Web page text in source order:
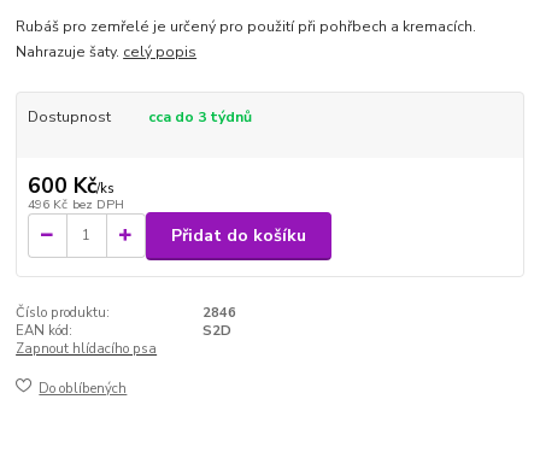
Rubáš pro zemřelé je určený pro použití při pohřbech a kremacích.
Nahrazuje šaty. celý popis
Dostupnost cca do 3 týdnů
600 Kč/ks
496 Kč bez DPH
Přidat do košíku
Číslo produktu:
2846
EAN kód:
S2D
Zapnout hlídacího psa
Do oblíbených